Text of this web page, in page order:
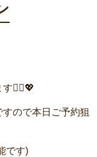
💁‍♀️💖
ので本日ご予約狙
です)